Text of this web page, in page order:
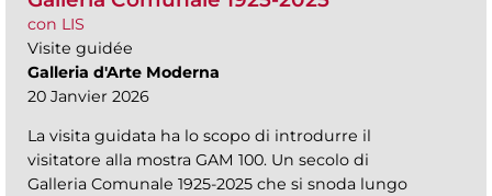
con LIS
Visite guidée
Galleria d'Arte Moderna
20 Janvier 2026
La visita guidata ha lo scopo di introdurre il
visitatore alla mostra GAM 100. Un secolo di
Galleria Comunale 1925-2025 che si snoda lungo